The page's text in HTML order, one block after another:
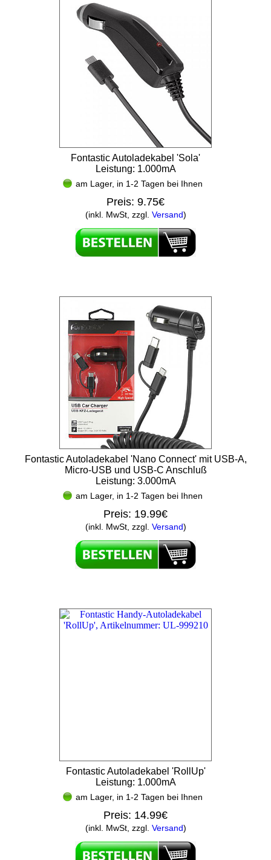
Fontastic Autoladekabel 'Sola'
Leistung: 1.000mA
am Lager, in 1-2 Tagen bei Ihnen
Preis: 9.75€
(inkl. MwSt, zzgl. Versand)
Fontastic Autoladekabel 'Nano Connect' mit USB-A,
Micro-USB und USB-C Anschluß
Leistung: 3.000mA
am Lager, in 1-2 Tagen bei Ihnen
Preis: 19.99€
(inkl. MwSt, zzgl. Versand)
Fontastic Autoladekabel 'RollUp'
Leistung: 1.000mA
am Lager, in 1-2 Tagen bei Ihnen
Preis: 14.99€
(inkl. MwSt, zzgl. Versand)